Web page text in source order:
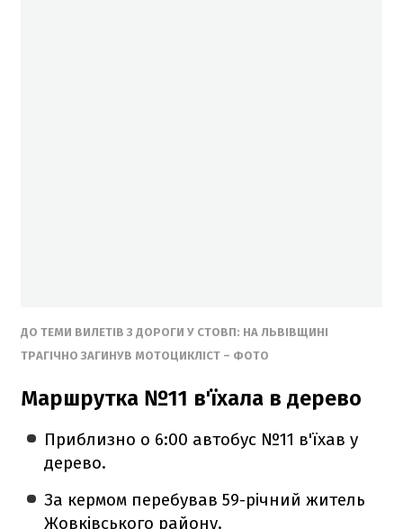
ДО ТЕМИ ВИЛЕТІВ З ДОРОГИ У СТОВП: НА ЛЬВІВЩИНІ
ТРАГІЧНО ЗАГИНУВ МОТОЦИКЛІСТ – ФОТО
Маршрутка №11 в'їхала в дерево
Приблизно о 6:00 автобус №11 в'їхав у
дерево.
За кермом перебував 59-річний житель
Жовківського району.